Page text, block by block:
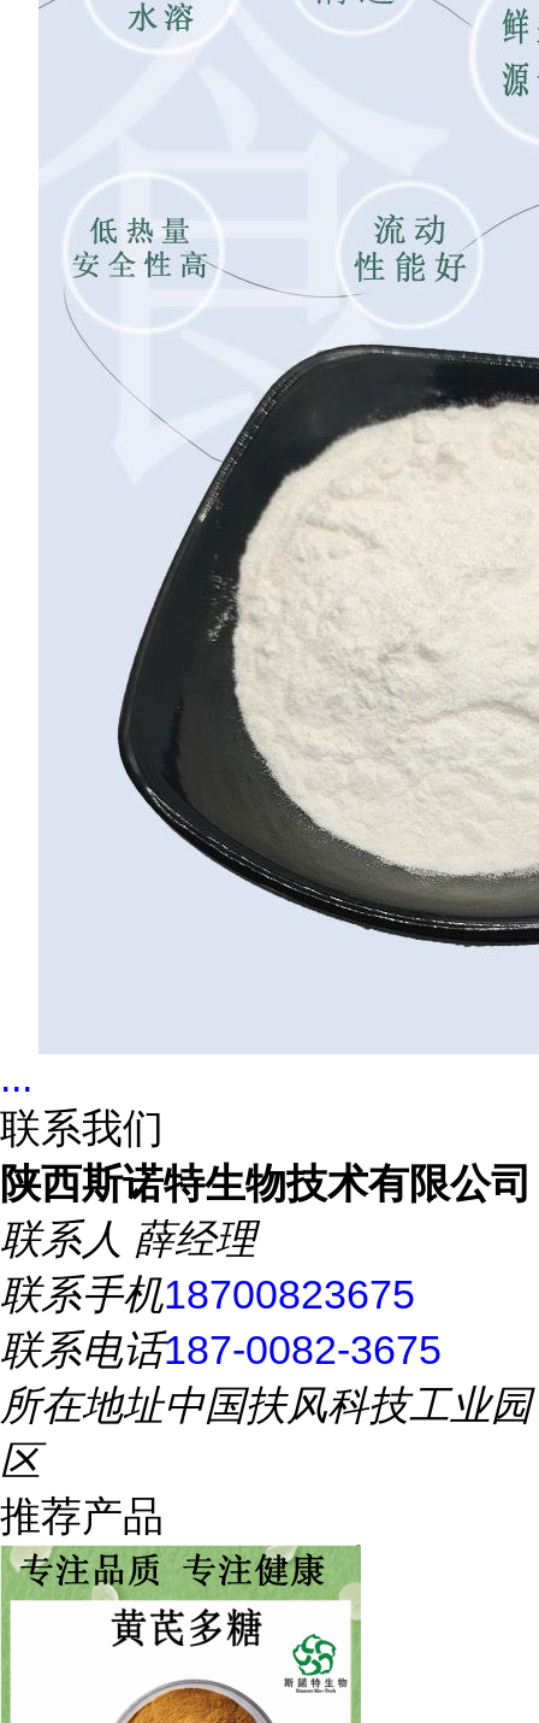
...
联系我们
陕西斯诺特生物技术有限公司
联系人 薛经理
联系手机18700823675
联系电话187-0082-3675
所在地址中国扶风科技工业园
区
推荐产品